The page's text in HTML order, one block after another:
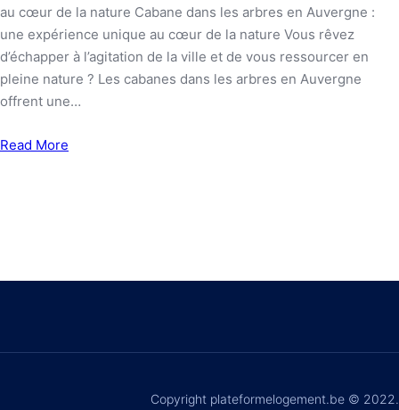
au cœur de la nature Cabane dans les arbres en Auvergne :
une expérience unique au cœur de la nature Vous rêvez
d’échapper à l’agitation de la ville et de vous ressourcer en
pleine nature ? Les cabanes dans les arbres en Auvergne
offrent une…
Read More
Copyright plateformelogement.be © 2022.